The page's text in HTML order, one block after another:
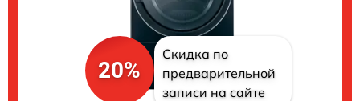
20%
Скидка по
предварительной
записи на сайте